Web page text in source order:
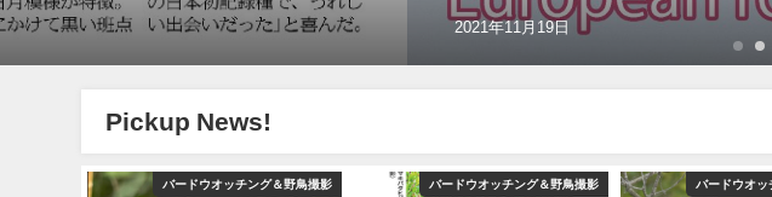
2021年11月19日
Pickup News!
バードウオッチング＆野鳥撮影 バードウオッチング＆野鳥撮影 バードウオッ